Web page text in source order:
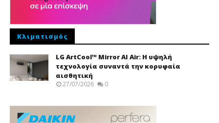
Κλιματισμός
LG ArtCool™ Mirror AI Air: Η υψηλή
τεχνολογία συναντά την κορυφαία
αισθητική
27/07/2026 0